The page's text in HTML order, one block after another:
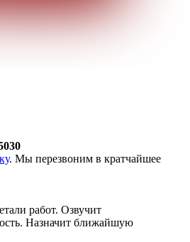
. Мы перезвоним в кратчайшее
работ. Озвучит
Назначит ближайшую